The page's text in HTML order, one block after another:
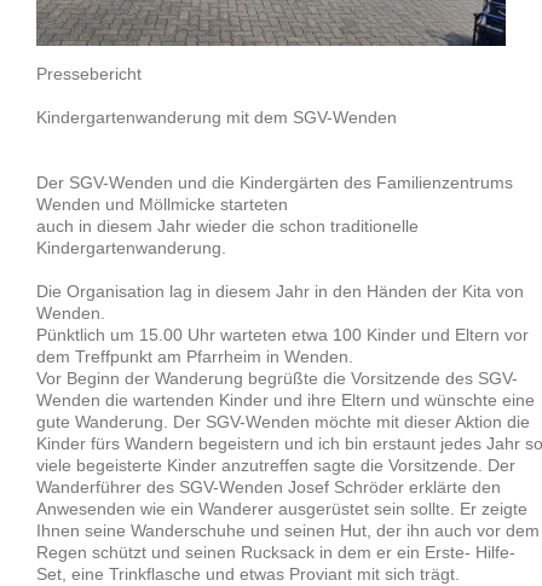
Pressebericht
Kindergartenwanderung mit dem SGV-Wenden
Der SGV-Wenden und die Kindergärten des Familienzentrums
Wenden und Möllmicke starteten
auch in diesem Jahr wieder die schon traditionelle
Kindergartenwanderung.
Die Organisation lag in diesem Jahr in den Händen der Kita von
Wenden.
Pünktlich um 15.00 Uhr warteten etwa 100 Kinder und Eltern vor
dem Treffpunkt am Pfarrheim in Wenden.
Vor Beginn der Wanderung begrüßte die Vorsitzende des SGV-
Wenden die wartenden Kinder und ihre Eltern und wünschte eine
gute Wanderung. Der SGV-Wenden möchte mit dieser Aktion die
Kinder fürs Wandern begeistern und ich bin erstaunt jedes Jahr so
viele begeisterte Kinder anzutreffen sagte die Vorsitzende. Der
Wanderführer des SGV-Wenden Josef Schröder erklärte den
Anwesenden wie ein Wanderer ausgerüstet sein sollte. Er zeigte
Ihnen seine Wanderschuhe und seinen Hut, der ihn auch vor dem
Regen schützt und seinen Rucksack in dem er ein Erste- Hilfe-
Set, eine Trinkflasche und etwas Proviant mit sich trägt.